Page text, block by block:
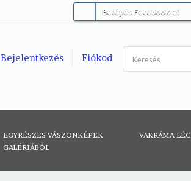
Belépés Facebook-al
Fiókod
Bejelentkezés
EGYRÉSZES VÁSZONKÉPEK
GALÉRIÁBÓL
VAKRÁMA